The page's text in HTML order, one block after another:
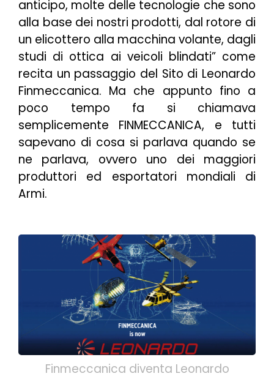
anticipo, molte delle tecnologie che sono
alla base dei nostri prodotti, dal rotore di
un elicottero alla macchina volante, dagli
studi di ottica ai veicoli blindati” come
recita un passaggio del Sito di Leonardo
Finmeccanica. Ma che appunto fino a
poco tempo fa si chiamava
semplicemente FINMECCANICA, e tutti
sapevano di cosa si parlava quando se
ne parlava, ovvero uno dei maggiori
produttori ed esportatori mondiali di
Armi.
Finmeccanica diventa Leonardo